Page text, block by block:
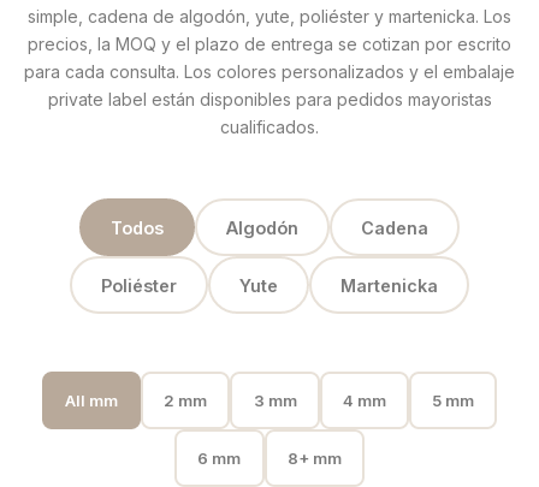
simple, cadena de algodón, yute, poliéster y martenicka. Los
precios, la MOQ y el plazo de entrega se cotizan por escrito
para cada consulta. Los colores personalizados y el embalaje
private label están disponibles para pedidos mayoristas
cualificados.
Todos Algodón Cadena
Poliéster Yute Martenicka
All mm 2 mm 3 mm 4 mm 5 mm
6 mm 8+ mm